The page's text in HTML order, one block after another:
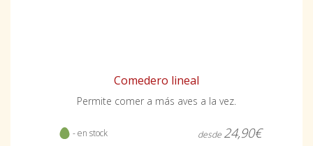
Comedero lineal
Permite comer a más aves a la vez.
- en stock desde 24,90€